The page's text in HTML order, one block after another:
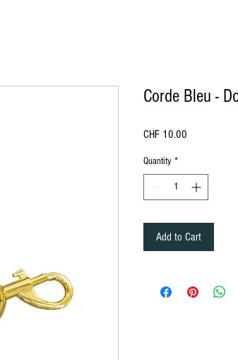
, location de chaise à Lausanne Berne Fribourg Zürich, location de
de mobilier à Montreux, Location de mobilier à Zurich, Location de mobilier en Valais, Location
à Saint-Moritz, Location de mobilier à Davos, Location de mobilier Gstaad, Location de
Location de mobilier Stans, Location de mobilier Coire, Location de mobilier Liestal,
de mobilier Bellinzone, Location de mobilier Uri, Location de mobilier Altdorf, Location de
de table ronde, nappe de table carré, nappe de table rectangulaire, Chaise , Chaise Napoléon,
chaise en plexiglass, Miroir, Décoration de table, Mariage, Art de la table, décoration Gatsby,
de Chaise, Serviette de table, Végétation, Totem, Stèle, Pipe and Dripe, Rideaux, paravent,
Bern in Friborg in Zürich, rental of furniture and decorations Lausanne Berne Friborg Zürich,
of furniture in Lucerne, Rental of furniture Nyon, Rental of furniture in Geneva, Rental of furniture
Rental of furniture in Vevey, Furniture rental in Yverdon, Furniture rental in Grison, Furniture
rental, Basel-Country furniture rental, Liestal furniture rental, Friborg furniture rental,
Rental of furniture in Schaffhausen, Rental of furniture in Sarnen, Rental of furniture in Stans,
Corde Bleu -
CHF 10.00
Quantity *
Add to Cart